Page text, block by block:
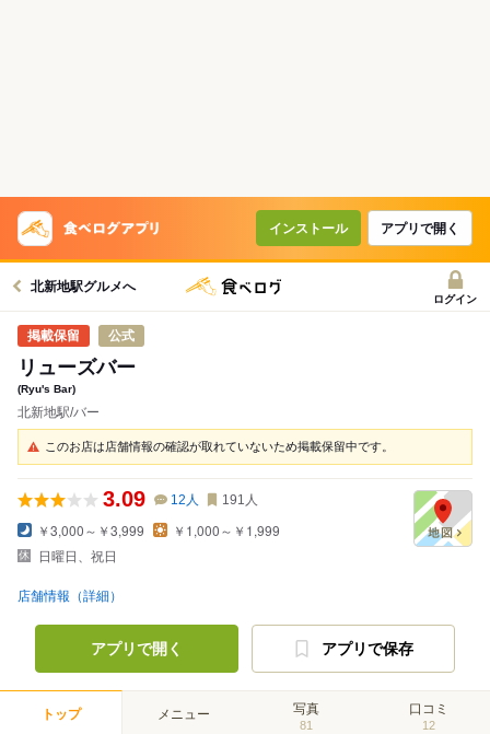
インストール アプリで開く
北新地駅グルメへ
ログイン
公式
リューズバー
(Ryu's Bar)
北新地駅/バー
このお店は店舗情報の確認が取れていないため掲載保留中です。
3.09 12 人 191 人
￥3,000～￥3,999
￥1,000～￥1,999
日曜日、祝日
店舗情報（詳細）
アプリで開く アプリで保存
トップ メニュー 写真
81
口コミ
12